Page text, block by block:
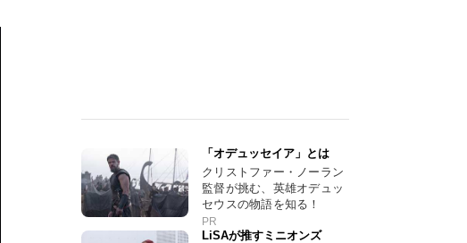
「オデュッセイア」とは
クリストファー・ノーラン
監督が挑む、英雄オデュッ
セウスの物語を知る！
PR
LiSAが推すミニオンズ